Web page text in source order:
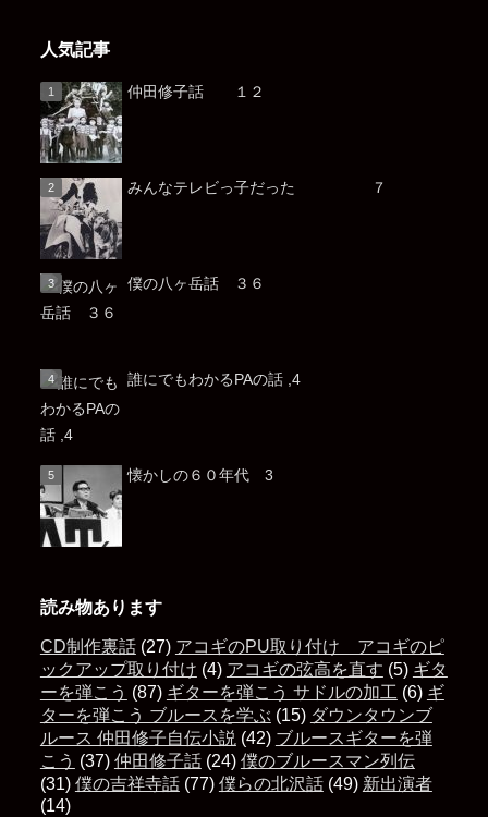
人気記事
仲田修子話 １２
みんなテレビっ子だった ７
僕の八ヶ岳話 ３６
誰にでもわかるPAの話 ,4
懐かしの６０年代 3
読み物あります
CD制作裏話(27) アコギのPU取り付け アコギのピ
ックアップ取り付け (4) アコギの弦高を直す (5) ギタ
ーを弾こう (87) ギターを弾こう サドルの加工 (6) ギ
ターを弾こう ブルースを学ぶ (15) ダウンタウンブ
ルース 仲田修子自伝小説 (42) ブルースギターを弾
こう (37) 仲田修子話(24) 僕のブルースマン列伝
(31) 僕の吉祥寺話(77) 僕らの北沢話(49) 新出演者
(14)